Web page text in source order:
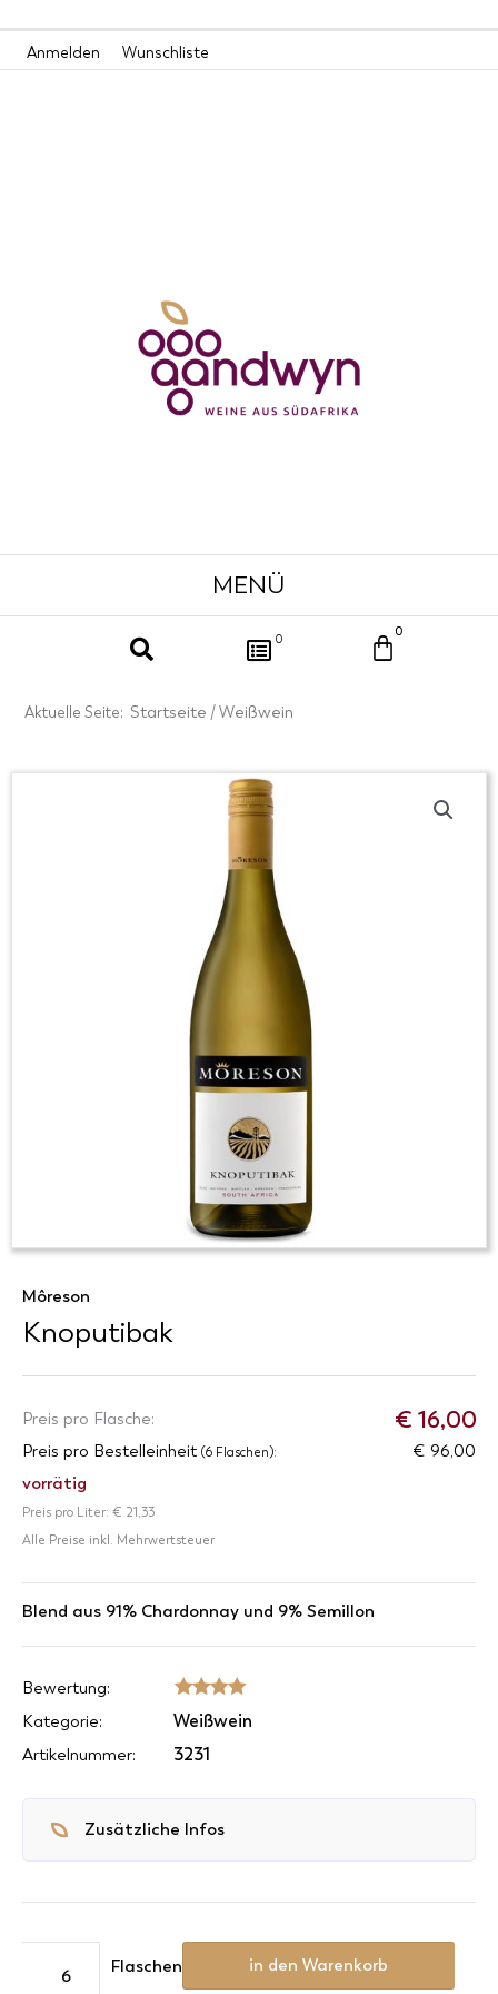
Zum
InhaltAnmelden Wunschliste
0 0
Aktuelle Seite: Start­sei­te /Weißwein
Môreson
Knoputibak
€ 16,00
Preis pro Flasche:
Preis pro Bestelleinheit (6 Flaschen):
€ 96,00
vorrätig
Preis pro Liter: € 21,33
Alle Preise inkl. Mehrwertsteuer
Blend aus 91% Chardonnay und 9% Semillon
Bewertung: SSSS
Kategorie: Weißwein
Artikelnummer: 3231
Zusätzliche Infos
Flaschen in den Warenkorb